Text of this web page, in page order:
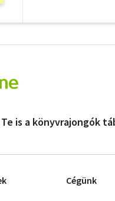
is a könyvrajongók
Cégünk